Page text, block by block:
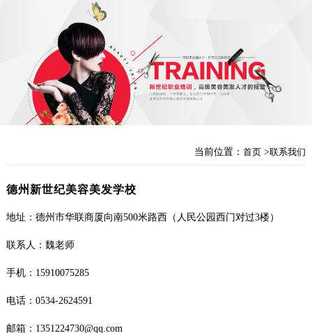
当前位置：首页 >联系我们
德州新世纪美容美发学校
地址：德州市华联商厦向南500米路西（人民公园西门对过3楼）
联系人：魏老师
手机：15910075285
电话：0534-2624591
邮箱：1351224730@qq.com